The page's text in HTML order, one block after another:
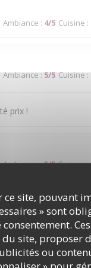
ce site, pouvant
» sont
site, proposer
ou
Ambiance : 4/5 Cuisine :
Ambiance:5/5 Cuisine:
prix !
Ambiance:5/5 Cuisine:
service est à la
Ambiance:4/5 Cuisine: